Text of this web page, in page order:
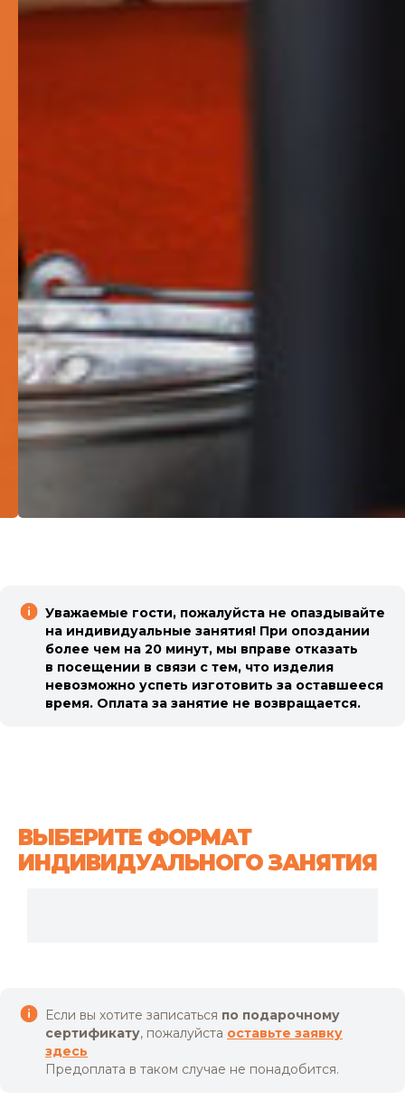
Уважаемые гости, пожалуйста не опаздывайте
на индивидуальные занятия! При опоздании
более чем на 20 минут, мы вправе отказать
в посещении в связи с тем, что изделия
невозможно успеть изготовить за оставшееся
время. Оплата за занятие не возвращается.
ВЫБЕРИТЕ ФОРМАТ
ИНДИВИДУАЛЬНОГО ЗАНЯТИЯ
Если вы хотите записаться по подарочному
сертификату, пожалуйста оставьте заявку
здесь
Предоплата в таком случае не понадобится.